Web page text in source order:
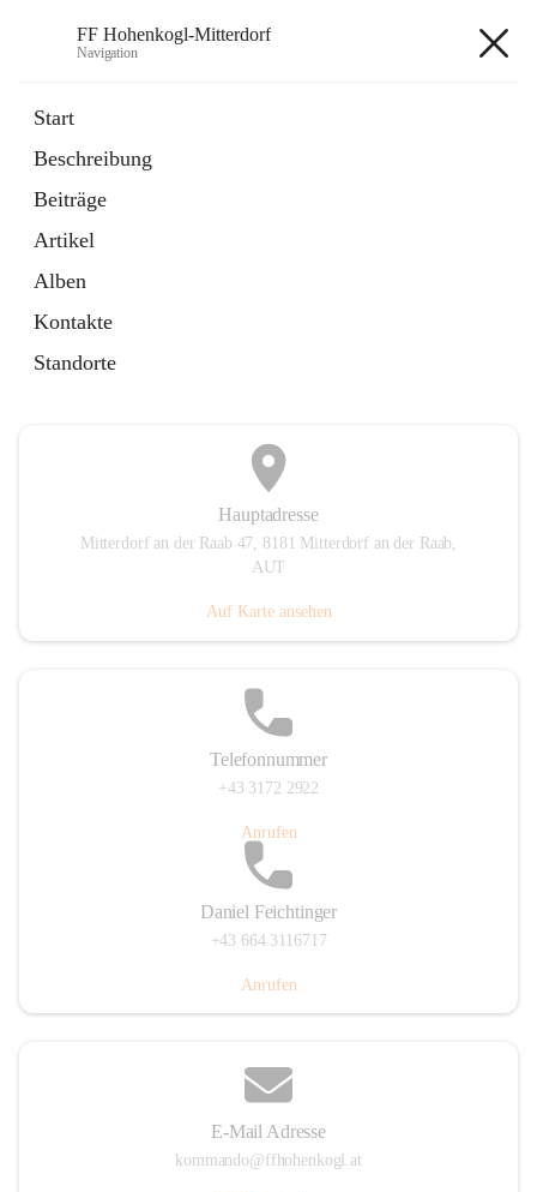
FF Hohenkogl-Mitterdorf
Navigation
Start
Beschreibung
Beiträge
Artikel
Alben
Kontakte
Standorte
Artikel
in
Tab
LLZ Einsatzübersicht
öffnet
in
neuem
Tab
Hauptadresse
Mitterdorf an der Raab 47, 8181 Mitterdorf an der Raab,
AUT
Auf Karte ansehen
Telefonnummer
+43 3172 2922
Anrufen
Daniel Feichtinger
+43 664 3116717
Anrufen
E-Mail Adresse
kommando@ffhohenkogl.at